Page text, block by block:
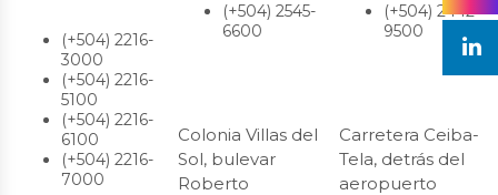
(+504) 2216-
3000
(+504) 2216-
5100
(+504) 2216-
6100
(+504) 2216-
7000
(+504) 2545-
6600
Colonia Villas del
Sol, bulevar
Roberto
(+504) 2442-
9500
Carretera Ceiba-
Tela, detrás del
aeropuerto